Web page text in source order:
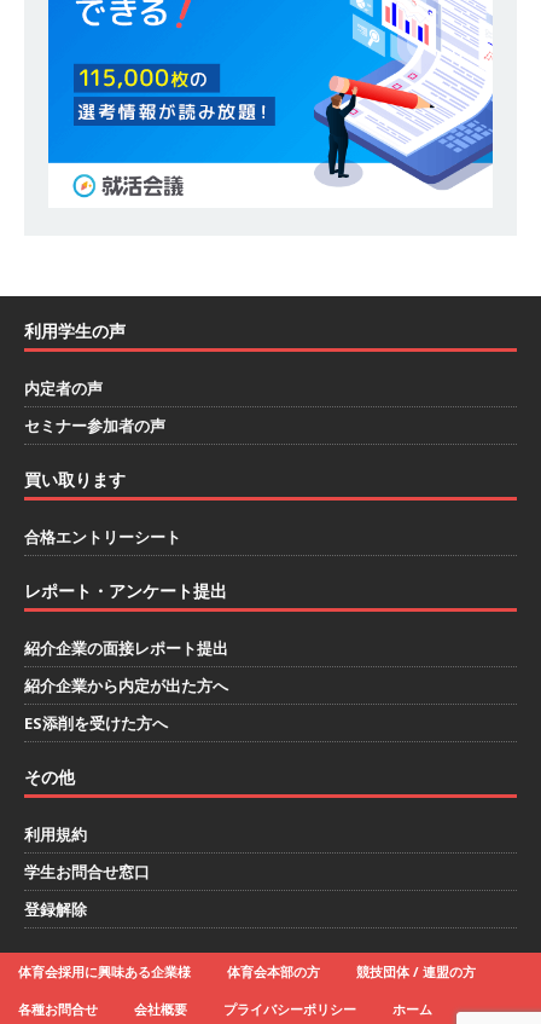
全や脱炭素社会の実現にも貢献 ｜ 初任給28万
+各手当 ｜ 年間休日125日 ｜ オーク設備工業
体育会積極採用企業
【 28卒 ｜ 建築プロセスの一
部を体験できるイベント開催 】香川・大阪勤務
格手当・資格取得支援制度あり ｜ 年間休日123
ハウで素材から生産まで国内で唯一一貫生産する
財に成長することが可能 ｜ 住宅手当有 ｜ スチー
[ 2026年5月11日 ] ≪ 27卒 ｜ ES・適性検査自動
合格で一次確約!! ≫説明会最終開催!｜ 整形外
｜ 1人1人に合わせたキャリアを築ける可能性あ
メーカー向けに世界から輸入した生薬・漢方原材
料を提供する老舗メーカー ｜ 業界トップクラス
利用学生の声
内定者の声
セミナー参加者の声
買い取ります
合格エントリーシート
レポート・アンケート提出
紹介企業の面接レポート提出
紹介企業から内定が出た方へ
ES添削を受けた方へ
その他
利用規約
学生お問合せ窓口
登録解除
体育会採用に興味ある企業様 体育会本部の方 競技団体 / 連盟の方
各種お問合せ 会社概要 プライバシーポリシー ホーム